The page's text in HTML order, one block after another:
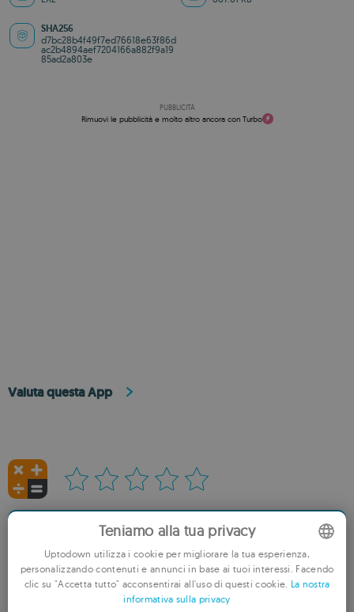
SHA256
d7bc28b4f49f7ed76618e63f86d
ac2b4894aef7204166a882f9a19
85ad2a803e
PUBBLICITÀ
Rimuovi le pubblicità e molto altro ancora con Turbo
Valuta questa App
RECENSISCI L’APP
AGGIUNGI ALLA LISTA DEI DESIDERI AGGIUNGI AI CONSIGLIATI
ENGLISH
Teniamo alla tua privacy
Uptodown utilizza i cookie per migliorare la tua esperienza,
personalizzando contenuti e annunci in base ai tuoi interessi. Facendo
clic su "Accetta tutto" acconsentirai all'uso di questi cookie. La nostra
informativa sulla privacy